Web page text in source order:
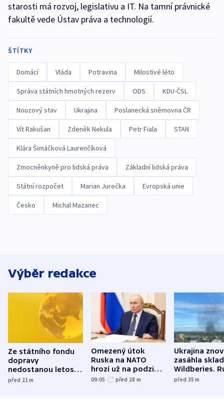
starosti má rozvoj, legislativu a IT. Na tamní právnické
fakultě vede Ústav práva a technologií.
ŠTÍTKY
Domácí Vláda Potravina Milostivé léto
Správa státních hmotných rezerv ODS KDU-ČSL
Nouzový stav Ukrajina Poslanecká sněmovna ČR
Vít Rakušan Zdeněk Nekula Petr Fiala STAN
Klára Šimáčková Laurenčíková
Zmocněnkyně pro lidská práva Základní lidská práva
Státní rozpočet Marian Jurečka Evropská unie
Česko Michal Mazanec
Výběr redakce
Ze státního fondu
dopravy
nedostanou letos
kraje na silnice ani
před 21m
Omezený útok
Ruska na NATO
hrozí už na podzim,
varují tajné služby
09:05 před 28 m
Ukrajina
zasáhla
Wildberies.
útočili v
před 35m